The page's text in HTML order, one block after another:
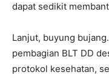
dapat sedikit
Lanjut, buyung
pembagian BLT DD
protokol kesehatan,